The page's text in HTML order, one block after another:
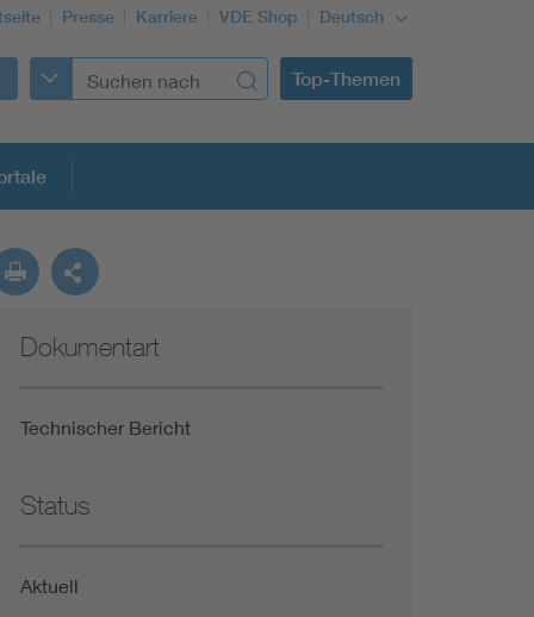
Presse Karriere VDE Shop Deutsch
Top-Themen
Funktionale Sicherheit schützt den Menschen
Gleichstromanwendungen im Wachstum
Dokumentart
Technischer Bericht
Status
Aktuell